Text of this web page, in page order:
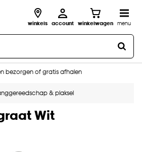
winkels account winkelwagen menu
bezorgen of gratis afhalen
advies en opmeten aan huis
& plaksel
Wit